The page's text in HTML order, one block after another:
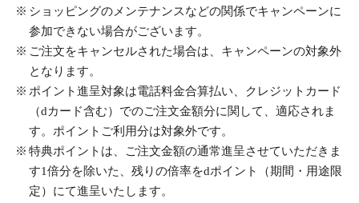
ショッピングのメンテナンスなどの関係でキャンペーンに
参加できない場合がございます。
ご注文をキャンセルされた場合は、キャンペーンの対象外
となります。
ポイント進呈対象は電話料金合算払い、クレジットカード
（dカード含む）でのご注文金額分に関して、適応されま
す。ポイントご利用分は対象外です。
特典ポイントは、ご注文金額の通常進呈させていただきま
す1倍分を除いた、残りの倍率をdポイント（期間・用途限
定）にて進呈いたします。